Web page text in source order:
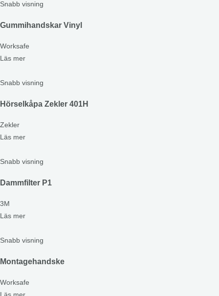
Snabb visning
Gummihandskar Vinyl
Worksafe
Läs mer
Snabb visning
Hörselkåpa Zekler 401H
Zekler
Läs mer
Snabb visning
Dammfilter P1
3M
Läs mer
Snabb visning
Montagehandske
Worksafe